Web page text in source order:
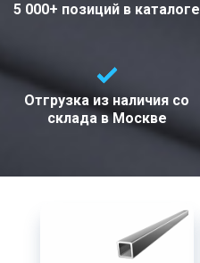
5 000+ позиций в каталоге
Отгрузка из наличия со
склада вМоскве